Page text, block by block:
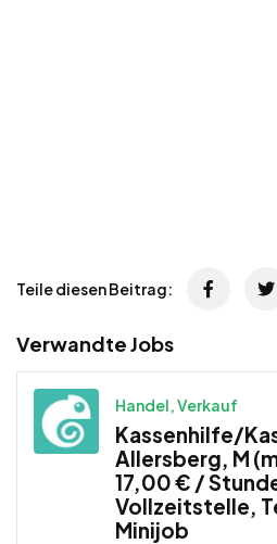
Teile diesen Beitrag:
Verwandte Jobs
Handel, Verkauf
Kassenhilfe/
Allersberg, M
17,00 € /
Vollzeitstelle,
Minijob